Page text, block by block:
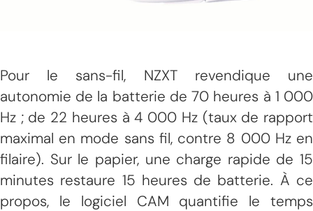
Pour le sans-fil, NZXT revendique une
autonomie de la batterie de 70 heures à 1 000
Hz ; de 22 heures à 4 000 Hz (taux de rapport
maximal en mode sans fil, contre 8 000 Hz en
filaire). Sur le papier, une charge rapide de 15
minutes restaure 15 heures de batterie. À ce
propos, le logiciel CAM quantifie le temps